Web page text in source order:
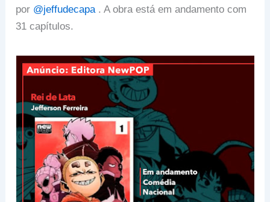
por @jeffudecapa. A obra está em andamento com
31 capítulos.